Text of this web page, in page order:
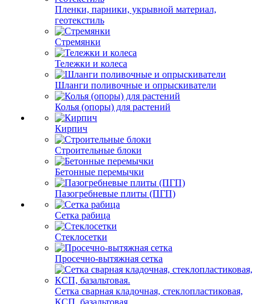
Пленки, парники, укрывной материал,
геотекстиль
Стремянки
Тележки и колеса
Шланги поливочные и опрыскиватели
Колья (опоры) для растений
Кирпич
Строительные блоки
Бетонные перемычки
Пазогребневые плиты (ПГП)
Сетка рабица
Стеклосетки
Просечно-вытяжная сетка
Сетка сварная кладочная, стеклопластиковая,
КСП, базальтовая.